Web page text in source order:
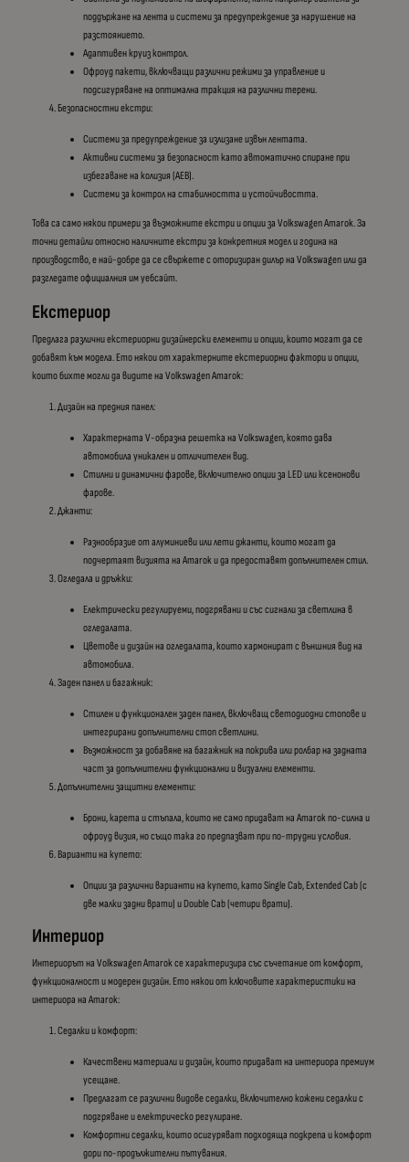
поддържане на лента и системи за предупреждение за нарушение на
разстоянието.
Адаптивен круиз контрол.
Офроуд пакети, включващи различни режими за управление и
подсигуряване на оптимална тракция на различни терени.
Безопасностни екстри:
Системи за предупреждение за излизане извън лентата.
Активни системи за безопасност като автоматично спиране при
избегаване на колизия (AEB).
Системи за контрол на стабилността и устойчивостта.
Това са само някои примери за възможните екстри и опции за Volkswagen Amarok. За
точни детайли относно наличните екстри за конкретния модел и година на
производство, е най-добре да се свържете с оторизиран дилър на Volkswagen или да
разгледате официалния им уебсайт.
Екстериор
Предлага различни екстериорни дизайнерски елементи и опции, които могат да се
добавят към модела. Ето някои от характерните екстериорни фактори и опции,
които бихте могли да видите на Volkswagen Amarok:
Дизайн на предния панел:
Характерната V-образна решетка на Volkswagen, която дава
автомобила уникален и отличителен вид.
Стилни и динамични фарове, включително опции за LED или ксенонови
фарове.
Джанти:
Разнообразие от алуминиеви или лети джанти, които могат да
подчертаят визията на Amarok и да предоставят допълнителен стил.
Огледала и дръжки:
Електрически регулируеми, подгрявани и със сигнали за светлина в
огледалата.
Цветове и дизайн на огледалата, които хармонират с външния вид на
автомобила.
Заден панел и багажник:
Стилен и функционален заден панел, включващ светодиодни стопове и
интегрирани допълнителни стоп светлини.
Възможност за добавяне на багажник на покрива или ролбар на задната
част за допълнителни функционални и визуални елементи.
Допълнителни защитни елементи:
Брони, карета и стъпала, които не само придават на Amarok по-силна и
офроуд визия, но също така го предпазват при по-трудни условия.
Варианти на купето:
Опции за различни варианти на купето, като Single Cab, Extended Cab (с
две малки задни врати) и Double Cab (четири врати).
Интериор
Интериорът на Volkswagen Amarok се характеризира със съчетание от комфорт,
функционалност и модерен дизайн. Ето някои от ключовите характеристики на
интериора на Amarok:
Седалки и комфорт:
Качествени материали и дизайн, които придават на интериора премиум
усещане.
Предлагат се различни видове седалки, включително кожени седалки с
подгряване и електрическо регулиране.
Комфортни седалки, които осигуряват подходяща подкрепа и комфорт
дори по-продължителни пътувания.